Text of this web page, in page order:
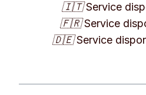
Choisissez le pays
parmi ceux proposés
🇮🇹 Service
🇫🇷 Service
🇩🇪 Service